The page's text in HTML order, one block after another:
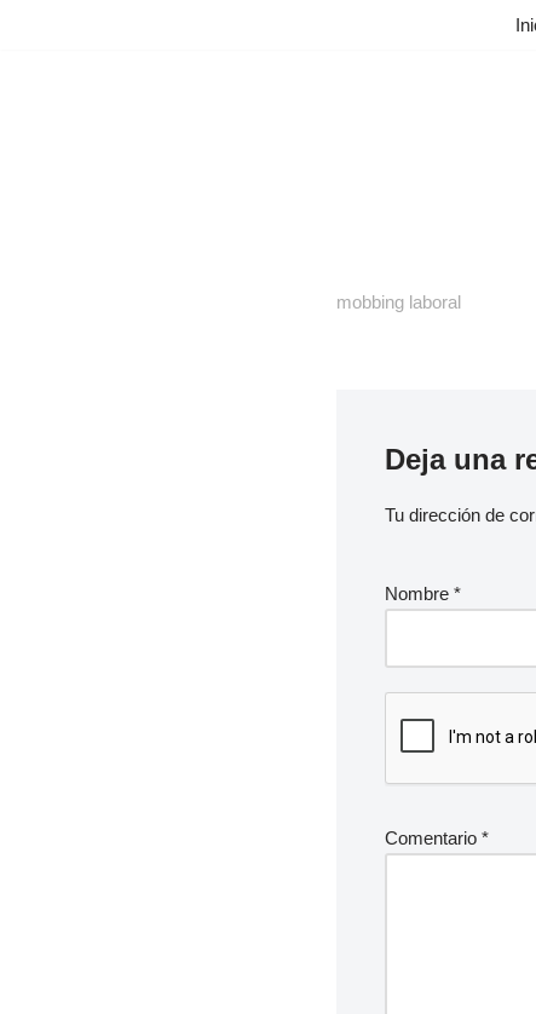
mobbing laboral
Deja una
Tu dirección de
Nombre *
Comentario *